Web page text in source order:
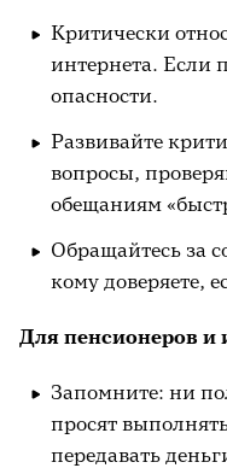
Критически
интернета. Если
опасности.
Развивайте
вопросы,
обещаниям
Обращайтесь за
кому доверяете,
Для пенсионеров и
Запомните: ни
просят
передавать